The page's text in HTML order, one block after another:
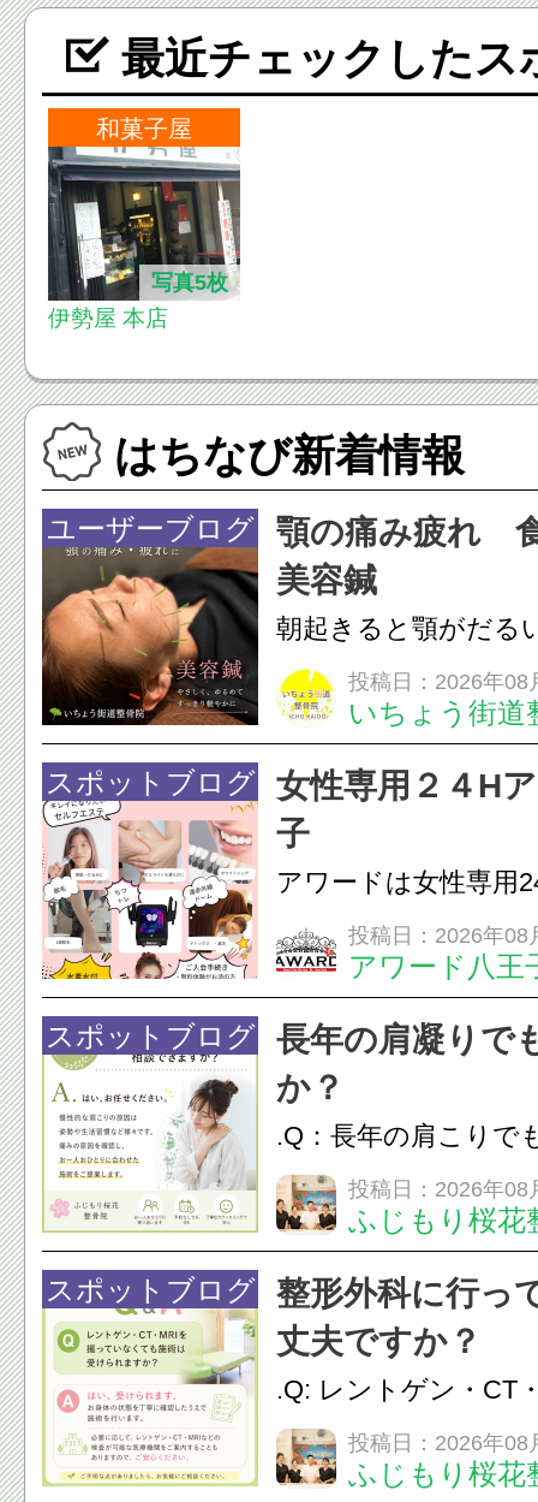
最近チェックしたス
和菓子屋
写真5枚
伊勢屋 本店
はちなび新着情報
ユーザーブログ
顎の痛み疲れ
美容鍼
朝起きると顎がだる
ありませんか？無意
は、顎の痛みや疲れ
フェイスラインの張
のこわばり・頭痛や
ながることがありま
投稿日：2026年08
いちょう街道
スポットブログ
女性専用２４H
子
アワードは女性専用
フエステを 思いっ
開催中
投稿日：2026年08
アワード八王
24時間ジム&
脱毛
スポットブログ
長年の肩凝りで
か？
.Q：長年の肩こりで
か？A：はい、お任
性的な肩こりの原因
慣など様々です。痛
し、お一人おひとり
をご提案します。.#
投稿日：2026年08
ふじもり桜花
スポットブログ
整形外科に行っ
丈夫ですか？
.Q: レントゲン・CT
いなくても施術は受
A: はい、受けられま
投稿日：2026年08
ふじもり桜花